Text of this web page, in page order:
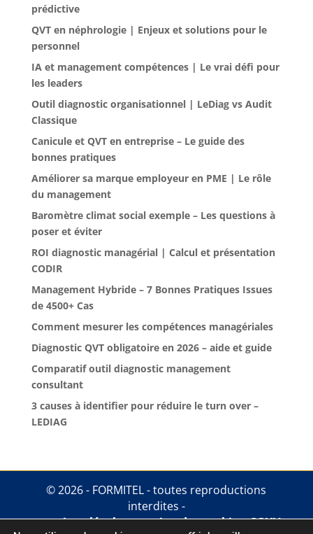
prédictive
QVT en néphrologie | Enjeux et solutions pour le
personnel
IA et management compétences | Le vrai défi pour
les leaders
Outil diagnostic organisationnel | LeDiag vs Audit
Classique
Canicule et QVT en entreprise – Le guide des
bonnes pratiques
Améliorer sa marque employeur en PME | Le rôle
du management
Baromètre climat social exemple – Les questions à
poser et éviter
ROI diagnostic managérial | Calcul et présentation
CODIR
Management Hybride – 7 Bonnes Pratiques Issues
de 4500+ Cas
Comment mesurer les compétences managériales
Diagnostic QVT obligatoire en 2026 – aide et guide
Comparatif outil diagnostic management
consultant
3 causes à identifier pour réduire le turn over –
LEDIAG
© 2026 - FORMITEL - toutes reproductions
interdites -
mentions légales.gestion des cookies.CGUV